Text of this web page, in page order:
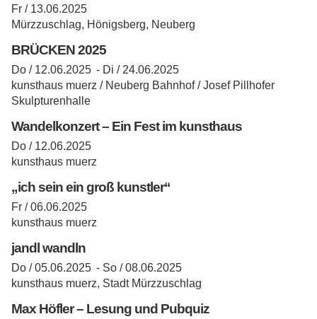
Fr / 13.06.2025
Mürzzuschlag, Hönigsberg, Neuberg
BRÜCKEN 2025
Do / 12.06.2025 - Di / 24.06.2025
kunsthaus muerz / Neuberg Bahnhof / Josef Pillhofer
Skulpturenhalle
Wandelkonzert – Ein Fest im kunsthaus
Do / 12.06.2025
kunsthaus muerz
„ich sein ein groß kunstler“
Fr / 06.06.2025
kunsthaus muerz
jandl wandln
Do / 05.06.2025 - So / 08.06.2025
kunsthaus muerz, Stadt Mürzzuschlag
Max Höfler – Lesung und Pubquiz